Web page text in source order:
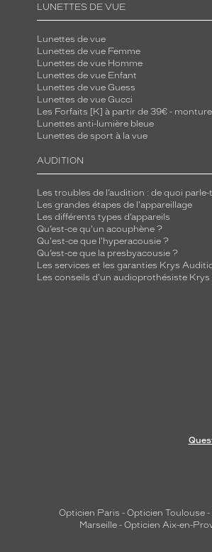
LUNETTES DE VUE
Lunettes de vue
Lunettes de vue Femme
Lunettes de vue Homme
Lunettes de vue Enfant
Lunettes de vue Guess
Lunettes de vue Gucci
Les Forfaits [K] à partir de 39€ -
Lunettes anti-lumière bleue
Lunettes de sport à la vue
AUDITION
Les troubles de l’audition : de quoi
Les grandes étapes de l'appareillage
Les différents types d’appareils
Qu’est-ce qu'un acouphène ?
Qu'est-ce que l'hyperacousie ?
Qu’est-ce que la presbyacousie ?
Les services et les garanties Krys
Les conseils d'un audioprothésiste
Opticien Paris - Opticien Toulouse -
Marseille - Opticien Aix-en-